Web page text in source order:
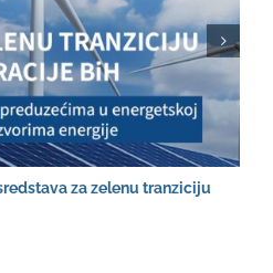
za zelenu tranziciju